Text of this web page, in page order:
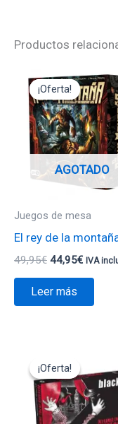
Productos
¡Oferta!
AGOTADO
¡Oferta!
Juegos de mesa
El rey de la
49,95€
precio
original
era:
49,95€.
44,95€
precio
actual
es:
44,95€.
IVA
Leer más
¡Oferta!
¡Oferta!
precio
original
era:
22,00€.
actual
es:
19,80€.